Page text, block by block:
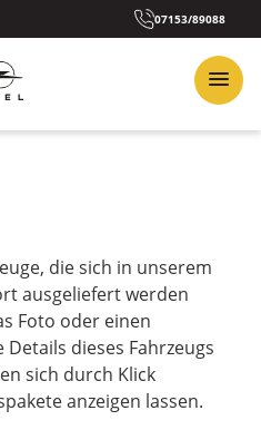
07153/89088
die sich in unserem
ausgeliefert werden
Foto oder einen
dieses Fahrzeugs
sich durch Klick
anzeigen lassen.